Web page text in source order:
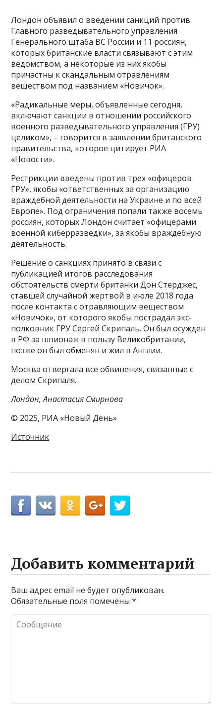
Лондон объявил о введении санкций против
Главного разведывательного управления
Генерального штаба ВС России и 11 россиян,
которых британские власти связывают с этим
ведомством, а некоторые из них якобы
причастны к скандальным отравлениям
веществом под названием «Новичок».
«Радикальные меры, объявленные сегодня,
включают санкции в отношении российского
военного разведывательного управления (ГРУ)
целиком», – говорится в заявлении британского
правительства, которое цитирует РИА
«Новости».
Рестрикции введены против трех «офицеров
ГРУ», якобы «ответственных за организацию
враждебной деятельности на Украине и по всей
Европе». Под ограничения попали также восемь
россиян, которых Лондон считает «офицерами
военной киберразведки», за якобы враждебную
деятельность.
Решение о санкциях принято в связи с
публикацией итогов расследования
обстоятельств смерти британки Дон Стерджес,
ставшей случайной жертвой в июле 2018 года
после контакта с отравляющим веществом
«Новичок», от которого якобы пострадал экс-
полковник ГРУ Сергей Скрипаль. Он был осужден
в РФ за шпионаж в пользу Великобритании,
позже он был обменян и жил в Англии.
Москва отвергала все обвинения, связанные с
делом Скрипаля.
Лондон, Анастасия Смирнова
© 2025, РИА «Новый День»
Источник
Добавить комментарий
Ваш адрес email не будет опубликован.
Обязательные поля помечены*